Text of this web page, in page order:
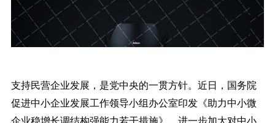
支持民营企业发展，是党中央的一贯方针。近日，国务院
促进中小企业发展工作领导小组办公室印发《助力中小微
企业稳增长调结构强能力若干措施》，进一步加大对中小